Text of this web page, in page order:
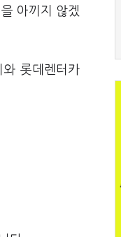
아끼지 않겠
롯데렌터카